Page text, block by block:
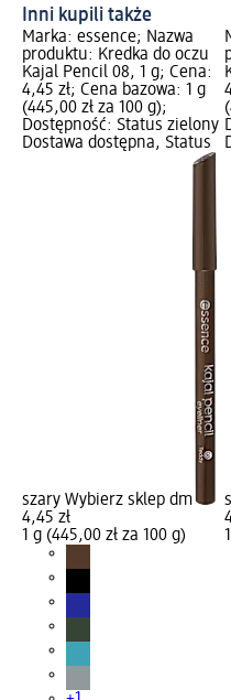
Inni kupili także
Marka: essence; Nazwa
produktu: Kredka do oczu
Kajal Pencil 08, 1 g; Cena:
4,45 zł; Cena bazowa: 1 g
(445,00 zł za 100 g);
Dostępność: Status zielony
Dostawa dostępna, Status
szary Wybierz sklep dm
4,45 zł
1 g (445,00 zł za 100 g)